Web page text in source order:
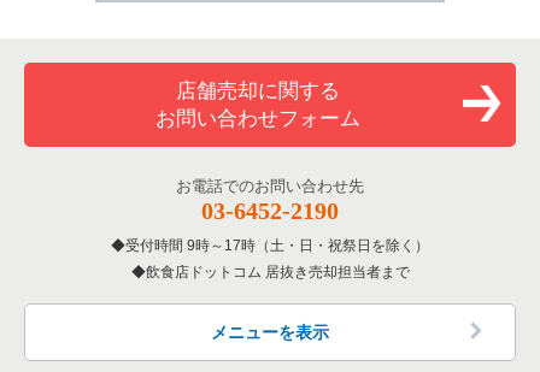
店舗売却に関する
お問い合わせフォーム
お電話でのお問い合わせ先
03-6452-2190
受付時間 9時～17時（土・日・祝祭日を除く）
飲食店ドットコム 居抜き売却担当者まで
メニューを表示